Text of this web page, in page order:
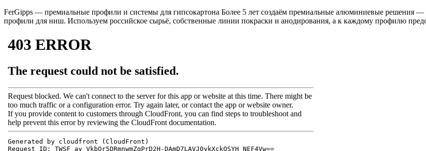
FerGipps — премиальные профили и системы для гипсокартона Более 5 лет создаём премиальные алюминиевые решения
профили для ниш. Используем российское сырьё, собственные линии покраски и анодирования, а к каждому профилю